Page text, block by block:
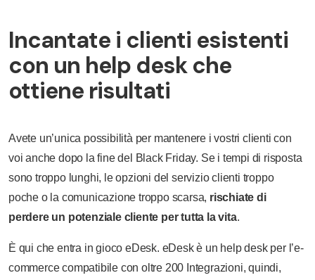
Incantate i clienti esistenti
con un help desk che
ottiene risultati
Avete un’unica possibilità per mantenere i vostri clienti con
voi anche dopo la fine del Black Friday. Se i tempi di risposta
sono troppo lunghi, le opzioni del servizio clienti troppo
poche o la comunicazione troppo scarsa, rischiate di
perdere un potenziale cliente per tutta la vita.
È qui che entra in gioco eDesk. eDesk è un help desk per l’e-
commerce compatibile con oltre 200 Integrazioni, quindi,